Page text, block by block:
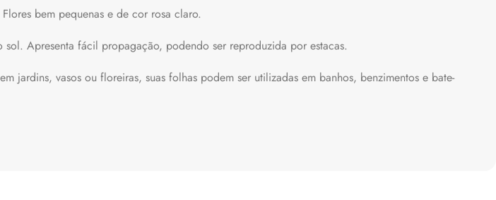
bem pequenas e de cor rosa claro.
Apresenta fácil propagação, podendo ser reproduzida por estacas.
jardins, vasos ou floreiras, suas folhas podem ser utilizadas em banhos, benzimentos e bate-